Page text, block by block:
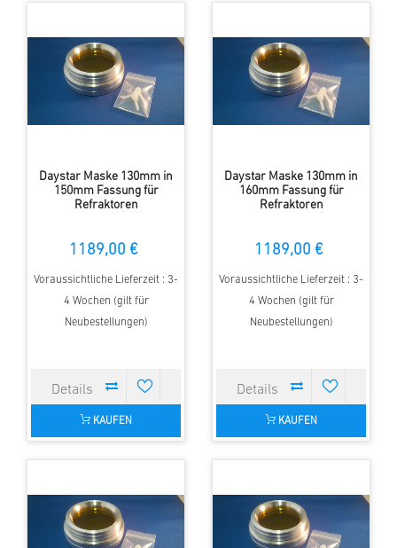
Daystar Maske 130mm in
150mm Fassung für
Refraktoren
1189,00 €
Voraussichtliche Lieferzeit : 3-
4 Wochen (gilt für
Neubestellungen)
KAUFEN
Daystar Maske 130mm in
160mm Fassung für
Refraktoren
1189,00 €
Voraussichtliche Lieferzeit : 3-
4 Wochen (gilt für
Neubestellungen)
KAUFEN